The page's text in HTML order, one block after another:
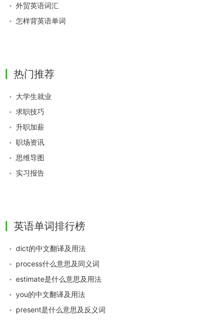
外贸英语词汇
怎样背英语单词
热门推荐
大学生就业
求职技巧
升职加薪
职场资讯
思维导图
实习报告
英语单词排行榜
dict的中文翻译及用法
process什么意思及同义词
estimate是什么意思及用法
you的中文翻译及用法
present是什么意思及反义词